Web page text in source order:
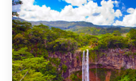
access to the most beautiful sites
Mauritius. Along the Pereybere
many typical restaurants and in
vibrant bars.